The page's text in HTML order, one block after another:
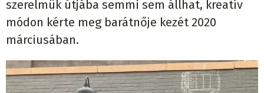
szerelmük útjába semmi sem állhat, kreatív
módon kérte meg barátnője kezét 2020
márciusában.